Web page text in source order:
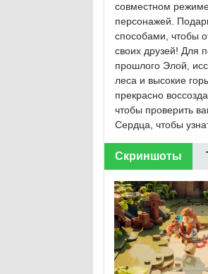
совместном
персонажей.
способами, чтобы
своих друзей! Для
прошлого Элой,
леса и высокие
прекрасно
чтобы проверить
Сердца, чтобы
Скриншоты